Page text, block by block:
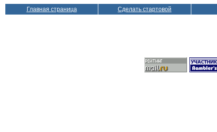
Главная страница Сделать стартовой